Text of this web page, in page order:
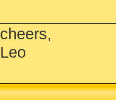
cheers,
Leo